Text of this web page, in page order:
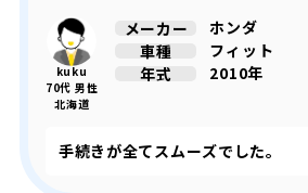
kuku
70代 男性
北海道
メーカー
ホンダ
車種
フィット
年式
2010年
手続きが全てスムーズでした。